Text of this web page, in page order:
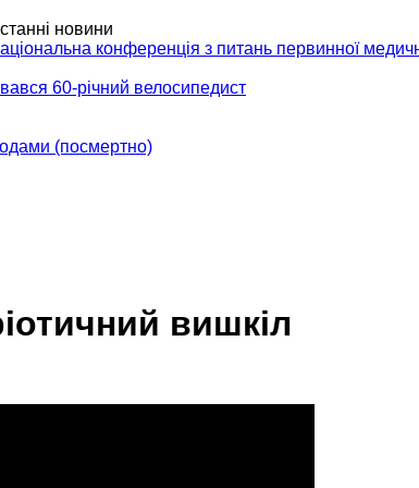
новини
конференція з питань первинної
60-річний велосипедист
(посмертно)
вишкіл